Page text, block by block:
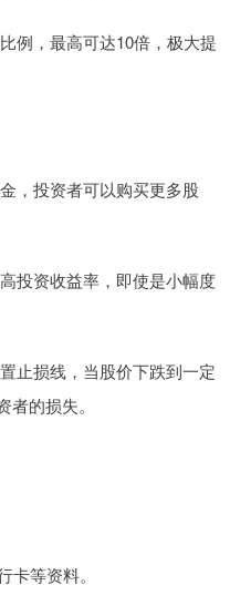
例，最高可达10倍，极大提
，投资者可以购买更多股
投资收益率，即使是小幅度
止损线，当股价下跌到一定
的损失。
等资料。